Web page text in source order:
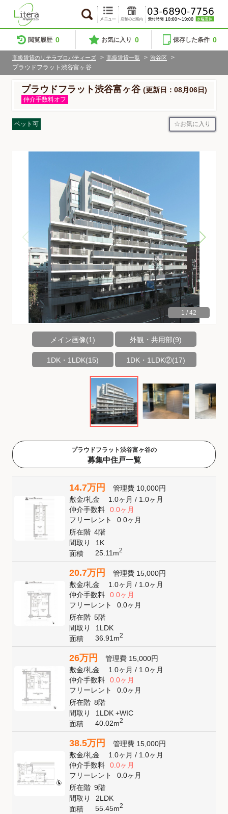
閲覧履歴 0 お気に入り 0 保存した条件 0
高級賃貸のリテラプロパティーズ > 高級賃貸一覧 > 渋谷区
>
プラウドフラット渋谷富ヶ谷
プラウドフラット渋谷富ヶ谷 (更新日：08月06日)
仲介手数料オフ
ペット可 お気に入り
1 / 42
メイン画像(1) 外観・共用部(9)
1DK・1LDK(15) 1DK・1LDK②(17)
プラウドフラット渋谷富ヶ谷の
募集中住戸一覧
14.7万円 管理費 10,000円
敷金/礼金 1.0ヶ月/ 1.0ヶ月
仲介手数料
0.0ヶ月
フリーレント
0.0ヶ月
所在階 4階
間取り
1K
面積
25.11m2
20.7万円 管理費 15,000円
敷金/礼金 1.0ヶ月/ 1.0ヶ月
仲介手数料
0.0ヶ月
フリーレント
0.0ヶ月
所在階 5階
間取り
1LDK
面積
36.91m2
26万円 管理費 15,000円
敷金/礼金 1.0ヶ月/ 1.0ヶ月
仲介手数料
0.0ヶ月
フリーレント
0.0ヶ月
所在階 8階
間取り
1LDK +WIC
面積
40.02m2
38.5万円 管理費 15,000円
敷金/礼金 1.0ヶ月/ 1.0ヶ月
仲介手数料
0.0ヶ月
フリーレント
0.0ヶ月
所在階 9階
間取り
2LDK
面積
55.45m2